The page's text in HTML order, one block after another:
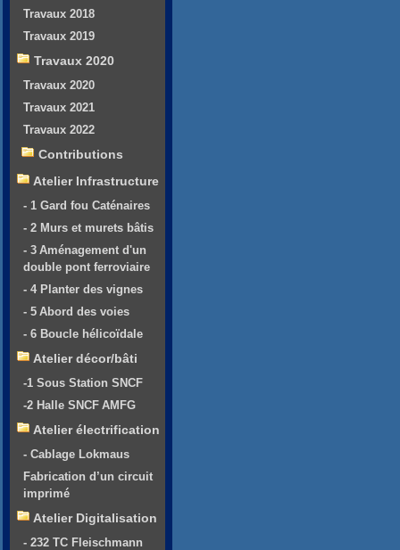
Travaux 2018
Travaux 2019
Travaux 2020
Travaux 2020
Travaux 2021
Travaux 2022
Contributions
Atelier Infrastructure
- 1 Gard fou Caténaires
- 2 Murs et murets bâtis
- 3 Aménagement d'un
double pont ferroviaire
- 4 Planter des vignes
- 5 Abord des voies
- 6 Boucle hélicoïdale
Atelier décor/bâti
-1 Sous Station SNCF
-2 Halle SNCF AMFG
Atelier électrification
- Cablage Lokmaus
Fabrication d’un circuit
imprimé
Atelier Digitalisation
- 232 TC Fleischmann